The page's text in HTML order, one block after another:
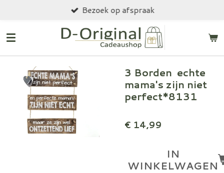
naar
hoofdinhoud
Bezoek op afspraak
3 Borden echte
mama's zijn niet
perfect*8131
€ 14,99
IN
WINKELWAGEN